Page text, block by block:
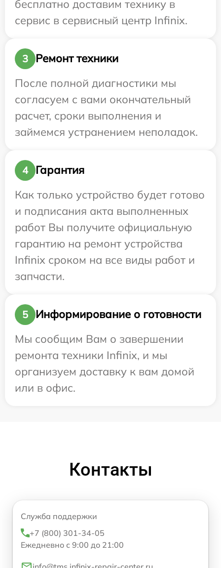
бесплатно доставим технику в
сервис в сервисный центр Infinix.
3
Ремонт техники
После полной диагностики мы
согласуем с вами окончательный
расчет, сроки выполнения и
займемся устранением неполадок.
4
Гарантия
Как только устройство будет готово
и подписания акта выполненных
работ Вы получите официальную
гарантию на ремонт устройства
Infinix сроком на все виды работ и
запчасти.
5
Информирование о готовности
Мы сообщим Вам о завершении
ремонта техники Infinix, и мы
организуем доставку к вам домой
или в офис.
Контакты
Служба поддержки
+7 (800) 301-34-05
Ежедневно с 9:00 до 21:00